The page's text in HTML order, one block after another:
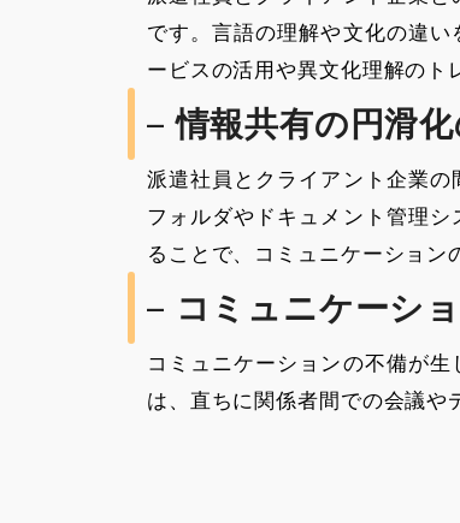
です。言語の理解や文化の違
ービスの活用や異文化理解のト
– 情報共有の円滑
派遣社員とクライアント企業
フォルダやドキュメント管理
ることで、コミュニケーション
– コミュニケーシ
コミュニケーションの不備が
は、直ちに関係者間での会議や